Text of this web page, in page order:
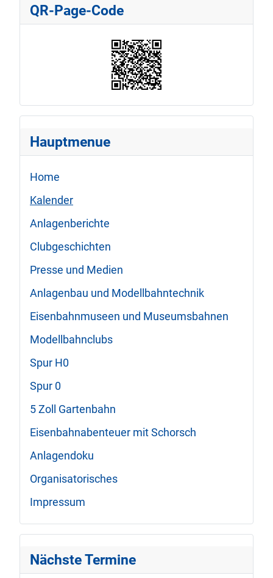
QR-Page-Code
Hauptmenue
Home
Kalender
Anlagenberichte
Clubgeschichten
Presse und Medien
Anlagenbau und Modellbahntechnik
Eisenbahnmuseen und Museumsbahnen
Modellbahnclubs
Spur H0
Spur 0
5 Zoll Gartenbahn
Eisenbahnabenteuer mit Schorsch
Anlagendoku
Organisatorisches
Impressum
Nächste Termine